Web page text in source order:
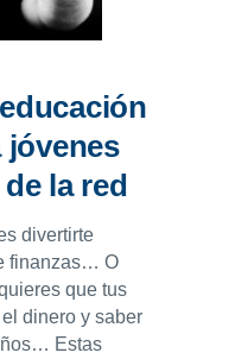
jóvenes
la red
divertirte
finanzas… O
que tus
dinero y saber
Estas